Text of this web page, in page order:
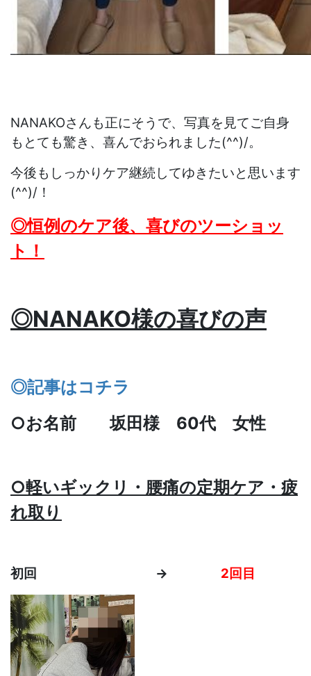
NANAKOさんも正にそうで、写真を見てご自身
もとても驚き、喜んでおられました(^^)/。
今後もしっかりケア継続してゆきたいと思います
(^^)/！
◎恒例のケア後、喜びのツーショッ
ト！
◎NANAKO様の喜びの声
◎記事はコチラ
○お名前 坂田様 60代 女性
○軽いギックリ・腰痛の定期ケア・疲
れ取り
初回 → 2回目